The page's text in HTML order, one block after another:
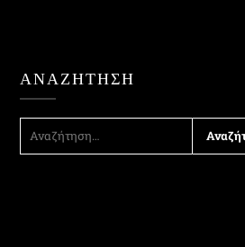
ΑΝΑΖΉΤΗΣΗ
ΑΝΑΖΉΤΗΣΗ
ΓΙΑ: